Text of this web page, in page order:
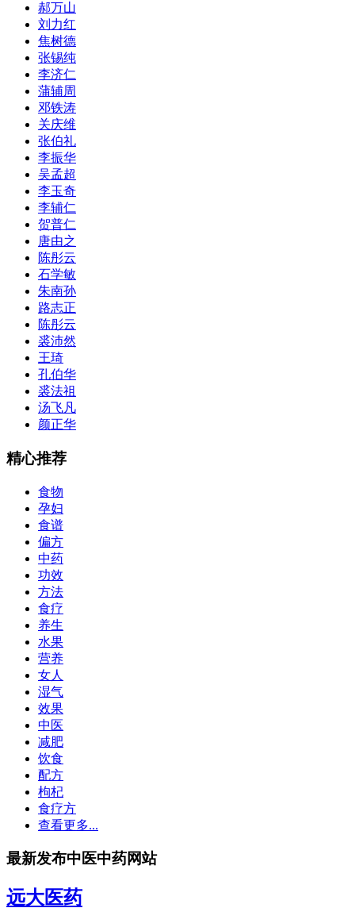
郝万山
刘力红
焦树德
张锡纯
李济仁
蒲辅周
邓铁涛
关庆维
张伯礼
李振华
吴孟超
李玉奇
李辅仁
贺普仁
唐由之
陈彤云
石学敏
朱南孙
路志正
陈彤云
裘沛然
王琦
孔伯华
裘法祖
汤飞凡
颜正华
精心推荐
食物
孕妇
食谱
偏方
中药
功效
方法
食疗
养生
水果
营养
女人
湿气
效果
中医
减肥
饮食
配方
枸杞
食疗方
查看更多...
最新发布中医中药网站
远大医药